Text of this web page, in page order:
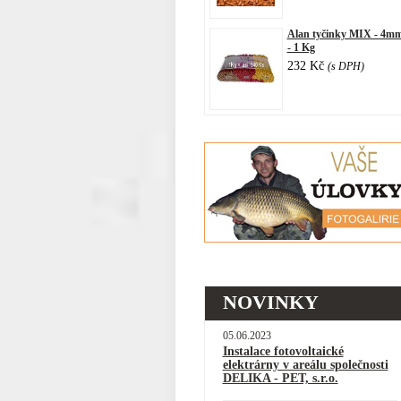
Alan tyčinky MIX -
- 1 Kg
232 Kč (s DPH)
NOVINKY
05.06.2023
Instalace fotovoltaické
elektrárny v areálu společnosti
DELIKA - PET, s.r.o.